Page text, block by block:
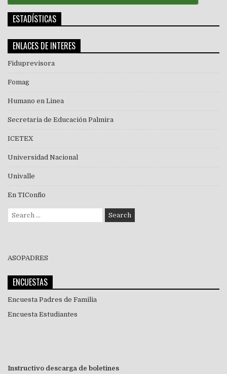
ESTADÍSTICAS
ENLACES DE INTERES
Fiduprevisora
Fomag
Humano en Linea
Secretaria de Educación Palmira
ICETEX
Universidad Nacional
Univalle
En TIConfio
Search
for:
ASOPADRES
ENCUESTAS
Encuesta Padres de Familia
Encuesta Estudiantes
Instructivo descarga de boletines